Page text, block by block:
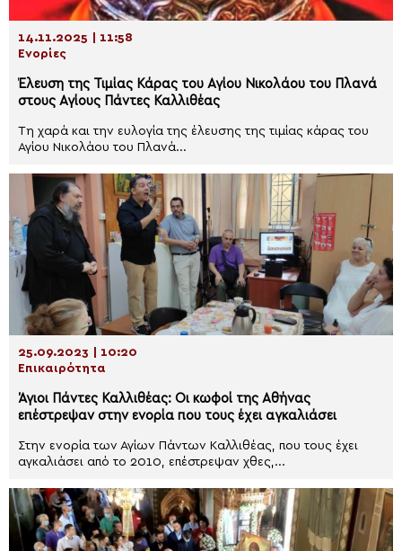
14.11.2025 | 11:58
Ενορίες
Έλευση της Τιμίας Κάρας του Αγίου Νικολάου του Πλανά
στους Αγίους Πάντες Καλλιθέας
Τη χαρά και την ευλογία της έλευσης της τιμίας κάρας του
Αγίου Νικολάου του Πλανά...
25.09.2023 | 10:20
Επικαιρότητα
Άγιοι Πάντες Καλλιθέας: Οι κωφοί της Αθήνας
επέστρεψαν στην ενορία που τους έχει αγκαλιάσει
Στην ενορία των Αγίων Πάντων Καλλιθέας, που τους έχει
αγκαλιάσει από το 2010, επέστρεψαν χθες,...